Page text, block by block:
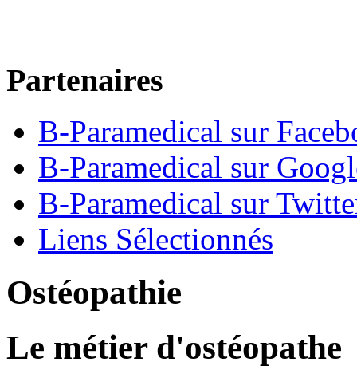
Partenaires
B-Paramedical sur
B-Paramedical sur
B-Paramedical sur
Liens Sélectionnés
Ostéopathie
Le métier d'ostéopathe